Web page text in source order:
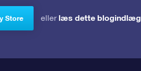
Store eller læs dette blogindlæg